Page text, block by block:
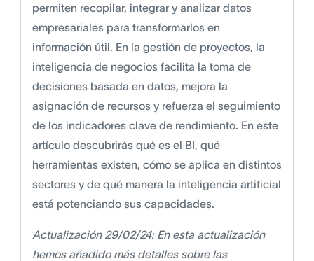
permiten recopilar, integrar y analizar datos
empresariales para transformarlos en
información útil. En la gestión de proyectos, la
inteligencia de negocios facilita la toma de
decisiones basada en datos, mejora la
asignación de recursos y refuerza el seguimiento
de los indicadores clave de rendimiento. En este
artículo descubrirás qué es el BI, qué
herramientas existen, cómo se aplica en distintos
sectores y de qué manera la inteligencia artificial
está potenciando sus capacidades.
Actualización 29/02/24: En esta actualización
hemos añadido más detalles sobre las